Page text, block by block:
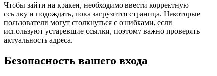
Чтобы зайти на кракен, необходимо ввести корректную
ссылку и подождать, пока загрузится страница. Некоторые
пользователи могут столкнуться с ошибками, если
используют устаревшие ссылки, поэтому важно проверять
актуальность адреса.
Безопасность вашего входа